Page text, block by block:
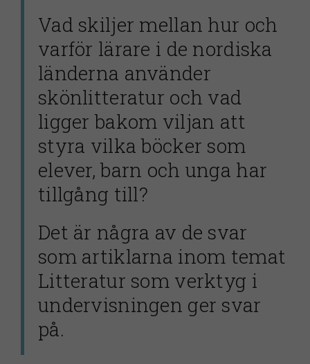
Vad skiljer mellan hur och
varför lärare i de nordiska
länderna använder
skönlitteratur och vad
ligger bakom viljan att
styra vilka böcker som
elever, barn och unga har
tillgång till?
Det är några av de svar
som artiklarna inom temat
Litteratur som verktyg i
undervisningen ger svar
på.